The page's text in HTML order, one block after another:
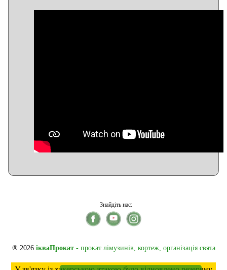
Знайдіть нас:
® 2026 ікваПрокат- прокат лімузинів, кортеж, організація свята